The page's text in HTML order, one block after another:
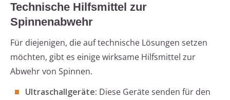
Technische Hilfsmittel zur
Spinnenabwehr
Für diejenigen, die auf technische Lösungen setzen
möchten, gibt es einige wirksame Hilfsmittel zur
Abwehr von Spinnen.
Ultraschallgeräte: Diese Geräte senden für den